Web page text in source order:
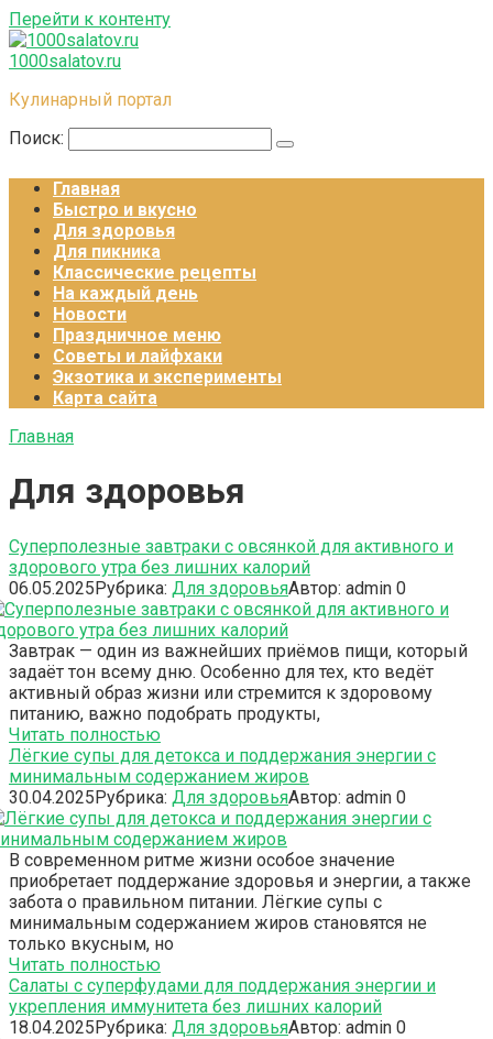
Перейти к контенту
1000salatov.ru
Кулинарный портал
Поиск:
Главная
Быстро и вкусно
Для здоровья
Для пикника
Классические рецепты
На каждый день
Новости
Праздничное меню
Советы и лайфхаки
Экзотика и эксперименты
Карта сайта
Главная
Для здоровья
Суперполезные завтраки с овсянкой для активного и
здорового утра без лишних калорий
06.05.2025Рубрика: Для здоровьяАвтор: admin 0
Завтрак — один из важнейших приёмов пищи, который
задаёт тон всему дню. Особенно для тех, кто ведёт
активный образ жизни или стремится к здоровому
питанию, важно подобрать продукты,
Читать полностью
Лёгкие супы для детокса и поддержания энергии с
минимальным содержанием жиров
30.04.2025Рубрика: Для здоровьяАвтор: admin 0
В современном ритме жизни особое значение
приобретает поддержание здоровья и энергии, а также
забота о правильном питании. Лёгкие супы с
минимальным содержанием жиров становятся не
только вкусным, но
Читать полностью
Салаты с суперфудами для поддержания энергии и
укрепления иммунитета без лишних калорий
18.04.2025Рубрика: Для здоровьяАвтор: admin 0